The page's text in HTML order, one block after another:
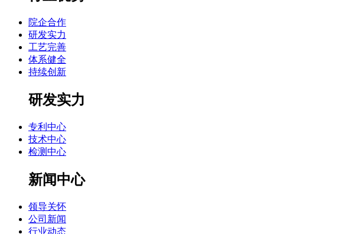
院企合作
研发实力
工艺完善
体系健全
持续创新
研发实力
专利中心
技术中心
检测中心
新闻中心
领导关怀
公司新闻
行业动态